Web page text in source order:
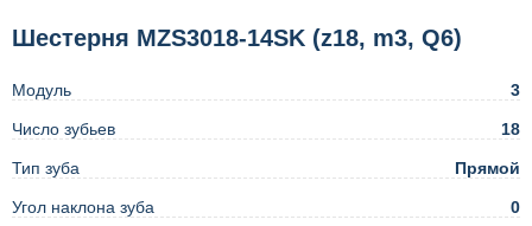
Шестерня MZS3018-14SK (z18, m3, Q6)
Модуль 3
Число зубьев 18
Тип зуба Прямой
Угол наклона зуба 0